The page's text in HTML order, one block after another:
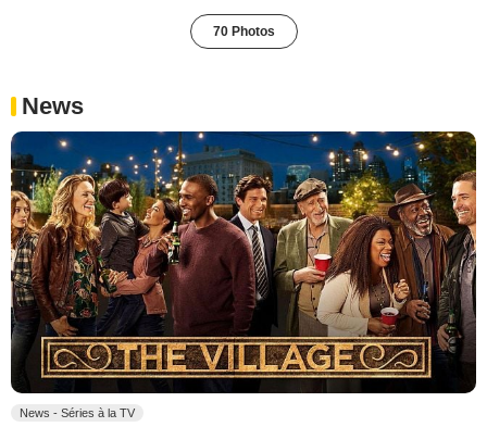
70 Photos
News
News - Séries à la TV